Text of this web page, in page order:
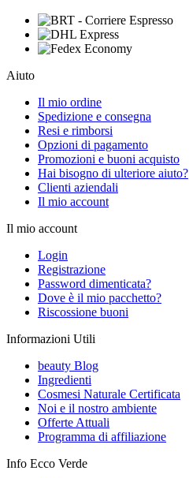
Aiuto
Il mio ordine
Spedizione e consegna
Resi e rimborsi
Opzioni di pagamento
Promozioni e buoni acquisto
Hai bisogno di ulteriore aiuto?
Clienti aziendali
Il mio account
Il mio account
Login
Registrazione
Password dimenticata?
Dove è il mio pacchetto?
Riscossione buoni
Informazioni Utili
beauty Blog
Ingredienti
Cosmesi Naturale Certificata
Noi e il nostro ambiente
Offerte Attuali
Programma di affiliazione
Info Ecco Verde